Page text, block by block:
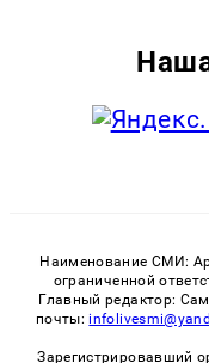
Наименование СМИ:
ограниченной
Главный редактор:
почты:
Зарегистрировавший